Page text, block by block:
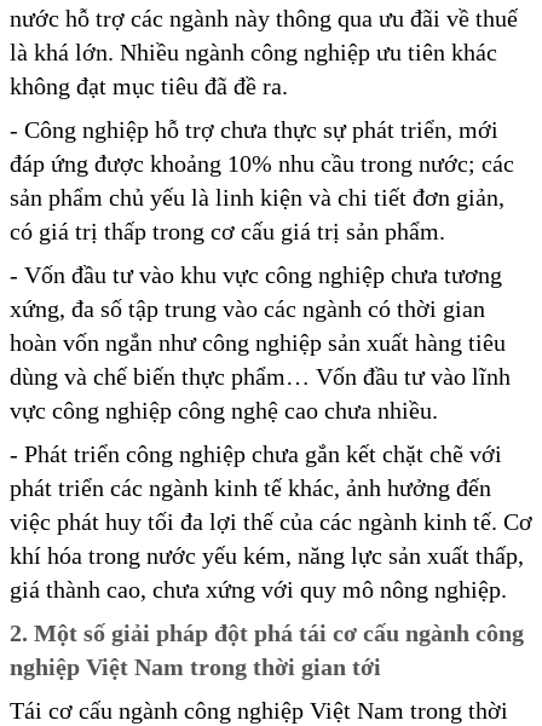
nước hỗ trợ các ngành này thông qua ưu đãi về thuế
là khá lớn. Nhiều ngành công nghiệp ưu tiên khác
không đạt mục tiêu đã đề ra.
- Công nghiệp hỗ trợ chưa thực sự phát triển, mới
đáp ứng được khoảng 10% nhu cầu trong nước; các
sản phẩm chủ yếu là linh kiện và chi tiết đơn giản,
có giá trị thấp trong cơ cấu giá trị sản phẩm.
- Vốn đầu tư vào khu vực công nghiệp chưa tương
xứng, đa số tập trung vào các ngành có thời gian
hoàn vốn ngắn như công nghiệp sản xuất hàng tiêu
dùng và chế biến thực phẩm… Vốn đầu tư vào lĩnh
vực công nghiệp công nghệ cao chưa nhiều.
- Phát triển công nghiệp chưa gắn kết chặt chẽ với
phát triển các ngành kinh tế khác, ảnh hưởng đến
việc phát huy tối đa lợi thế của các ngành kinh tế. Cơ
khí hóa trong nước yếu kém, năng lực sản xuất thấp,
giá thành cao, chưa xứng với quy mô nông nghiệp.
2. Một số giải pháp đột phá tái cơ cấu ngành công
nghiệp Việt Nam trong thời gian tới
Tái cơ cấu ngành công nghiệp Việt Nam trong thời